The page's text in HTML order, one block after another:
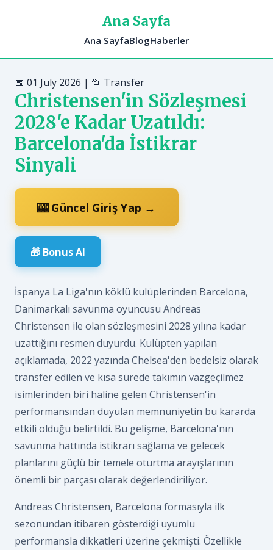
Ana Sayfa
Ana SayfaBlogHaberler
📅 01 July 2026 | 📂 Transfer
Christensen'in Sözleşmesi
2028'e Kadar Uzatıldı:
Barcelona'da İstikrar
Sinyali
🎰 Güncel Giriş Yap →
🎁 Bonus Al
İspanya La Liga'nın köklü kulüplerinden Barcelona,
Danimarkalı savunma oyuncusu Andreas
Christensen ile olan sözleşmesini 2028 yılına kadar
uzattığını resmen duyurdu. Kulüpten yapılan
açıklamada, 2022 yazında Chelsea'den bedelsiz olarak
transfer edilen ve kısa sürede takımın vazgeçilmez
isimlerinden biri haline gelen Christensen'in
performansından duyulan memnuniyetin bu kararda
etkili olduğu belirtildi. Bu gelişme, Barcelona'nın
savunma hattında istikrarı sağlama ve gelecek
planlarını güçlü bir temele oturtma arayışlarının
önemli bir parçası olarak değerlendiriliyor.
Andreas Christensen, Barcelona formasıyla ilk
sezonundan itibaren gösterdiği uyumlu
performansla dikkatleri üzerine çekmişti. Özellikle